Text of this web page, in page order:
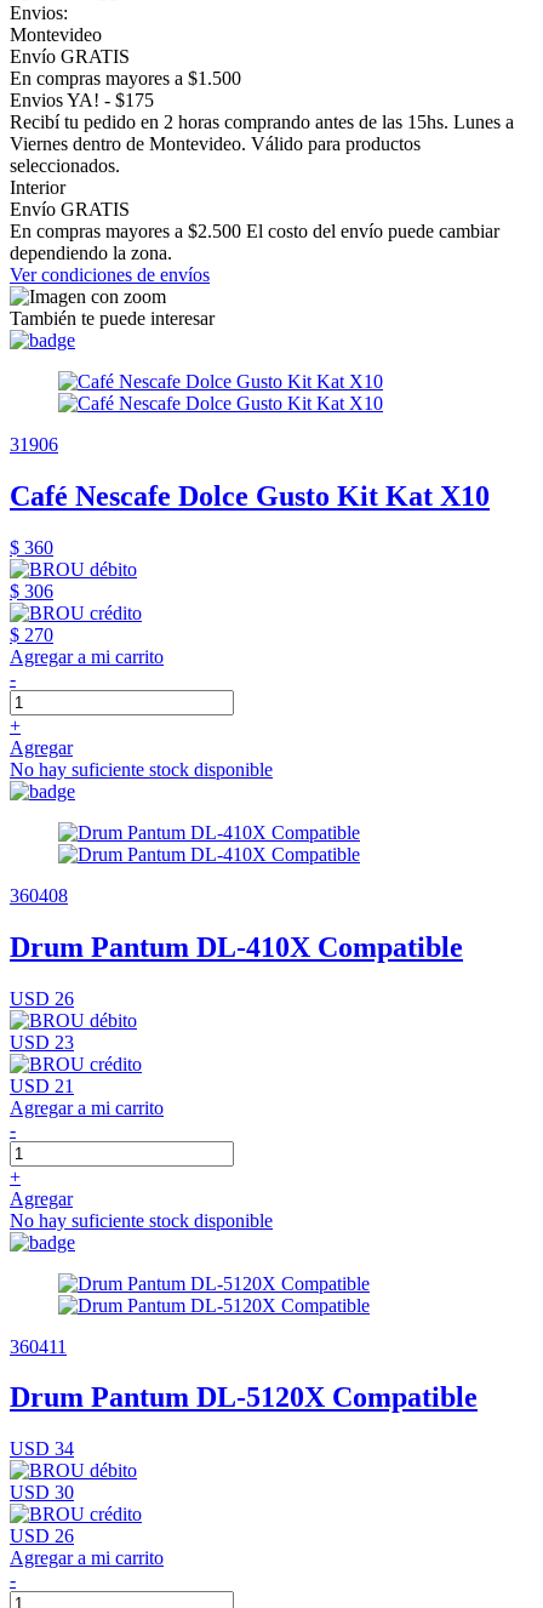
Envios:
Montevideo
Envío GRATIS
En compras mayores a $1.500
Envios YA! - $175
Recibí tu pedido en 2 horas comprando antes de las 15hs. Lunes a
Viernes dentro de Montevideo. Válido para productos
seleccionados.
Interior
Envío GRATIS
En compras mayores a $2.500 El costo del envío puede cambiar
dependiendo la zona.
Ver condiciones de envíos
También te puede interesar
31906
Café Nescafe Dolce Gusto Kit Kat X10
$ 360
$ 306
$ 270
Agregar a mi carrito
-
+
Agregar
No hay suficiente stock disponible
360408
Drum Pantum DL-410X Compatible
USD 26
USD 23
USD 21
Agregar a mi carrito
-
+
Agregar
No hay suficiente stock disponible
360411
Drum Pantum DL-5120X Compatible
USD 34
USD 30
USD 26
Agregar a mi carrito
-